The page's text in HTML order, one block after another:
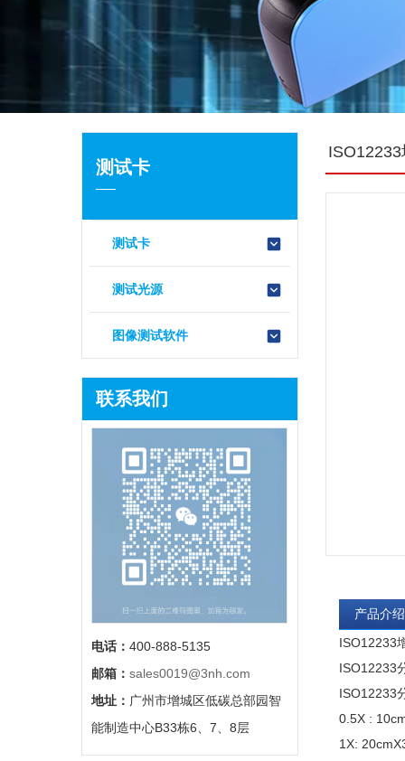
测试卡
测试卡
测试光源
图像测试软件
联系我们
电话： 400-888-5135
邮箱： sales0019@3nh.com
地址： 广州市增城区低碳总部园智
能制造中心B33栋6、7、8层
产品介绍
ISO12233
ISO12233
ISO12233
0.5X :
1X: